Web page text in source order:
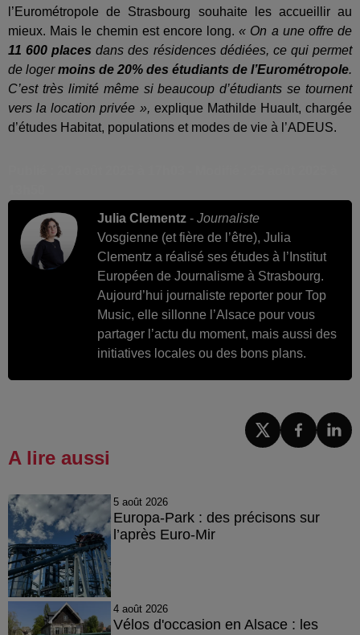
l’Eurométropole de Strasbourg souhaite les accueillir au
mieux. Mais le chemin est encore long.« On a une offre de
11 600 places dans des résidences dédiées, ce qui permet
de logermoins de 20% des étudiants de l’Eurométropole.
C’est très limité même si beaucoup d’étudiants se tournent
vers la location privée », explique Mathilde Huault, chargée
d’études Habitat, populations et modes de vie à l’ADEUS.
Julia Clementz - Journaliste
Vosgienne (et fière de l’être), Julia
Clementz a réalisé ses études à l’Institut
Européen de Journalisme à Strasbourg.
Aujourd’hui journaliste reporter pour Top
Music, elle sillonne l’Alsace pour vous
partager l’actu du moment, mais aussi des
initiatives locales ou des bons plans.
A lire aussi
5 août 2026
Europa-Park : des précisons sur
l’après Euro-Mir
4 août 2026
Vélos d'occasion en Alsace : les